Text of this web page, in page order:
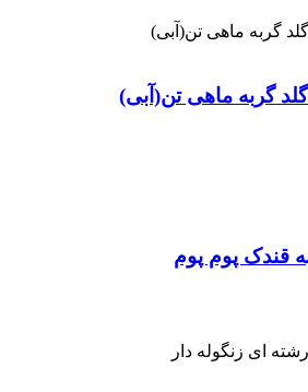
گربه ماهی تن(آبی)
قندک پوم پوم